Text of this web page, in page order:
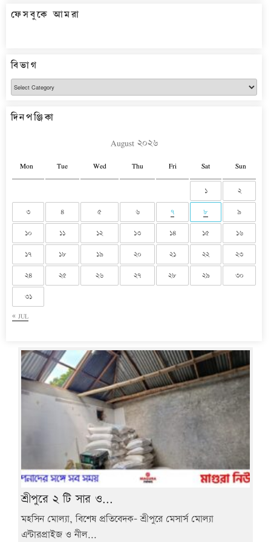
ফেসবুকে আমরা
বিভাগ
বিভাগ
দিনপঞ্জিকা
August ২০২৬
Mon Tue Wed Thu Fri Sat Sun
« JUL
১ ২
৩ ৪ ৫ ৬ ৭ ৮ ৯
১০ ১১ ১২ ১৩ ১৪ ১৫ ১৬
১৭ ১৮ ১৯ ২০ ২১ ২২ ২৩
২৪ ২৫ ২৬ ২৭ ২৮ ২৯ ৩০
৩১
শ্রীপুরে ২ টি সার ও...
মহসিন মোল্যা, বিশেষ প্রতিবেদক- শ্রীপুরে মেসার্স মোল্যা
এন্টারপ্রাইজ ও নীল...